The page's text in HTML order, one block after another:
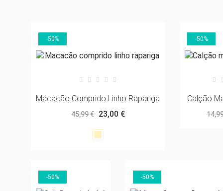
-50%
Macacão Comprido Linho Rapariga
45,99 € 23,00 €
Linho
-50%
Calção
-50% -50%